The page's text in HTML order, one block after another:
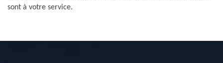
sont à votre service.